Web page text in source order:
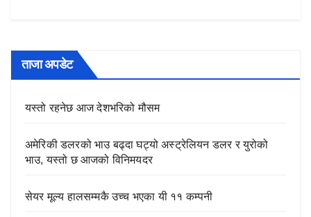
ताजा अपडेट
यस्तो रहनेछ आज देशभरिको मौसम
अमेरिकी डलरको भाउ बढ्दा घट्यो अस्ट्रेलियन डलर र युरोको
भाउ, यस्तो छ आजको विनिमयदर
सेयर मूल्य हालसम्मकै उच्च भएका यी ११ कम्पनी